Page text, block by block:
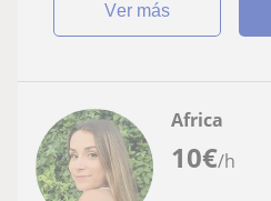
ver más
10€/h
Africa